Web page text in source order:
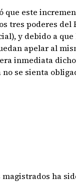
que este
tres poderes del
y debido a
apelar al
inmediata
se sienta
magistrados ha